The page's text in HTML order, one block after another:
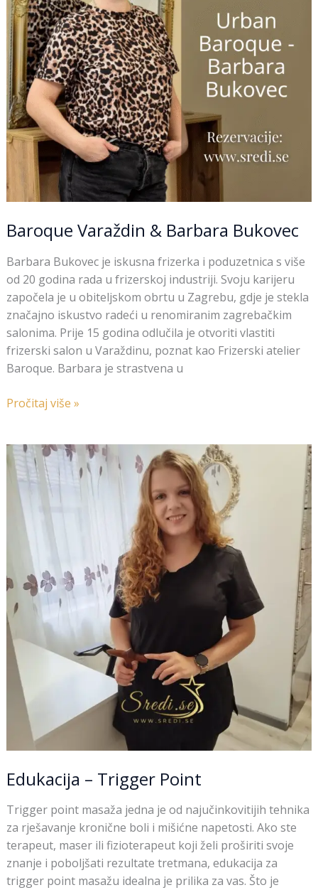
Baroque Varaždin & Barbara Bukovec
Barbara Bukovec je iskusna frizerka i poduzetnica s više
od 20 godina rada u frizerskoj industriji. Svoju karijeru
započela je u obiteljskom obrtu u Zagrebu, gdje je stekla
značajno iskustvo radeći u renomiranim zagrebačkim
salonima. Prije 15 godina odlučila je otvoriti vlastiti
frizerski salon u Varaždinu, poznat kao Frizerski atelier
Baroque. Barbara je strastvena u
Pročitaj više »
Edukacija – Trigger Point
Trigger point masaža jedna je od najučinkovitijih tehnika
za rješavanje kronične boli i mišićne napetosti. Ako ste
terapeut, maser ili fizioterapeut koji želi proširiti svoje
znanje i poboljšati rezultate tretmana, edukacija za
trigger point masažu idealna je prilika za vas. Što je
Edukacija
–
Trigger
Point